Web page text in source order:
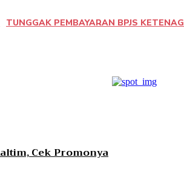
TUNGGAK PEMBAYARAN BPJS
Cek Promonya